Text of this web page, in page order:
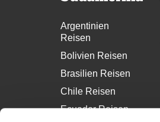
Argentinien
Reisen
Bolivien Reisen
Brasilien Reisen
Chile Reisen
Ecuador Reisen